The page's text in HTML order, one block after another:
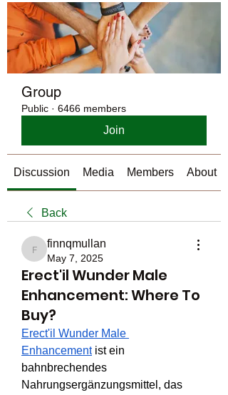
Group
Public · 6466 members
Join
Discussion Media Members About
Back
finnqmullan
finnqmullan
May 7, 2025
Erect'il Wunder Male
Enhancement: Where To
Buy?
Erect'il Wunder Male
Enhancement ist ein
bahnbrechendes
Nahrungsergänzungsmittel, das